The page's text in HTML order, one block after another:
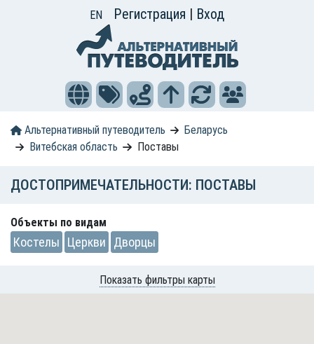
EN Регистрация | Вход
Альтернативный путеводитель
Беларусь
Витебская область
Поставы
ДОСТОПРИМЕЧАТЕЛЬНОСТИ: ПОСТАВЫ
Объекты по видам
Костелы Церкви Дворцы
Показать фильтры карты